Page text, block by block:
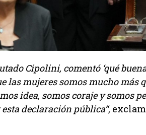
Cipolini, comentó ‘qué buena
las mujeres somos mucho más
idea, somos coraje y somos
declaración pública“,